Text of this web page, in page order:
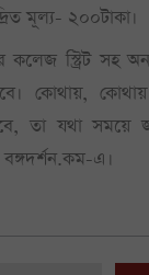
মূল্য- ২০০টাকা।
স্ট্রিট সহ
কোথায়,
তা যথা সময়ে
এ।